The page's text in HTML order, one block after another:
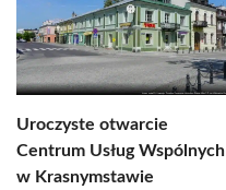
Uroczyste otwarcie
Centrum Usług Wspólnych
w Krasnymstawie